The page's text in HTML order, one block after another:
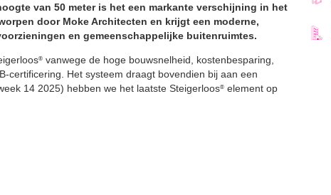
van 50 meter is het een markante verschijning in het
door Moke Architecten en krijgt een moderne,
en gemeenschappelijke buitenruimtes.
® vanwege de hoge bouwsnelheid, kostenbesparing,
certificering. Het systeem draagt bovendien bij aan een
14 2025) hebben we het laatste Steigerloos® element op